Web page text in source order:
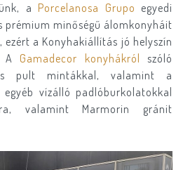
a Porcelanosa Grupo egyedi
prémium minőségű álomkonyháit
a Konyhakiállítás jó helyszín
A Gamadecor konyhákról
szóló
pult mintákkal, valamint a
vízálló padlóburkolatokkal
valamint Marmorin gránit